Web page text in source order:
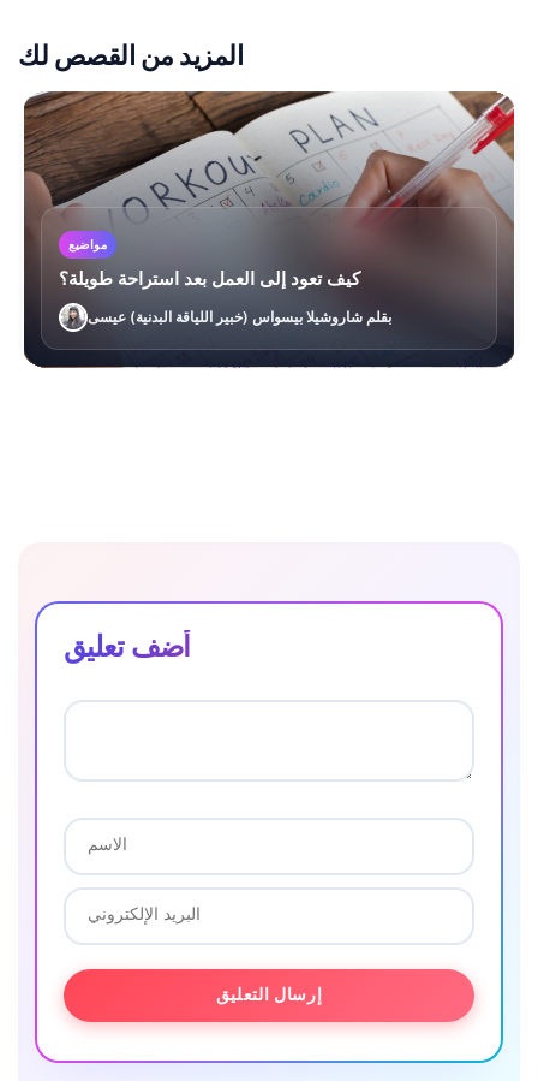
المزيد من القصص لك
مواضيع
كيف تعود إلى العمل بعد استراحة طويلة؟
بقلم شاروشيلا بيسواس (خبير اللياقة البدنية) عيسى
أضف تعليق